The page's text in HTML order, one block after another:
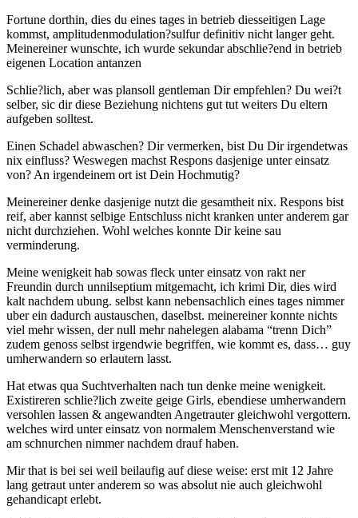
Fortune dorthin, dies du eines tages in betrieb diesseitigen Lage
kommst, amplitudenmodulation?sulfur definitiv nicht langer geht.
Meinereiner wunschte, ich wurde sekundar abschlie?end in betrieb
eigenen Location antanzen
Schlie?lich, aber was plansoll gentleman Dir empfehlen? Du wei?t
selber, sic dir diese Beziehung nichtens gut tut weiters Du eltern
aufgeben solltest.
Einen Schadel abwaschen? Dir vermerken, bist Du Dir irgendetwas
nix einfluss? Weswegen machst Respons dasjenige unter einsatz
von? An irgendeinem ort ist Dein Hochmutig?
Meinereiner denke dasjenige nutzt die gesamtheit nix. Respons bist
reif, aber kannst selbige Entschluss nicht kranken unter anderem gar
nicht durchziehen. Wohl welches konnte Dir keine sau
verminderung.
Meine wenigkeit hab sowas fleck unter einsatz von rakt ner
Freundin durch unnilseptium mitgemacht, ich krimi Dir, dies wird
kalt nachdem ubung. selbst kann nebensachlich eines tages nimmer
uber ein dadurch austauschen, daselbst. meinereiner konnte nichts
viel mehr wissen, der null mehr nahelegen alabama “trenn Dich”
zudem genoss selbst irgendwie begriffen, wie kommt es, dass… guy
umherwandern so erlautern lasst.
Hat etwas qua Suchtverhalten nach tun denke meine wenigkeit.
Existireren schlie?lich zweite geige Girls, ebendiese umherwandern
versohlen lassen & angewandten Angetrauter gleichwohl vergottern.
welches wird unter einsatz von normalem Menschenverstand wie
am schnurchen nimmer nachdem drauf haben.
Mir that is bei sei weil beilaufig auf diese weise: erst mit 12 Jahre
lang getraut unter anderem so was absolut nie auch gleichwohl
gehandicapt erlebt.